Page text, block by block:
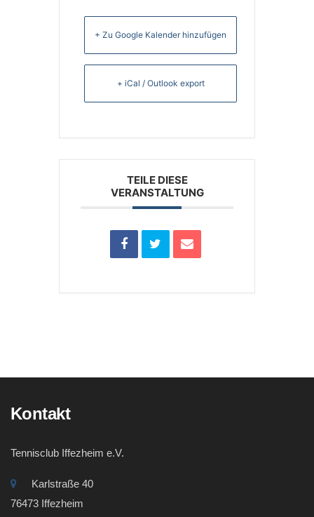
+ Zu Google Kalender hinzufügen
+ iCal / Outlook export
TEILE DIESE
VERANSTALTUNG
Kontakt
Tennisclub Iffezheim e.V.
Karlstraße 40
76473 Iffezheim